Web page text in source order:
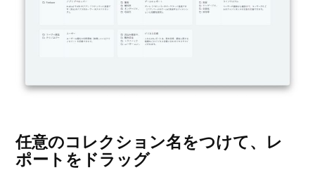
任意のコレクション名をつけて、レ
ポートをドラッグ